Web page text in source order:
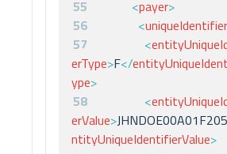
55
<payer>
56
<uniqueIdentifier
57
<
erType>F</
ype>
58
<
erValue>
ntityUniqueIdentifierValue>